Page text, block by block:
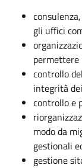
gli uffici
controllo
integrità
controllo e
modo da
gestionali
gestione